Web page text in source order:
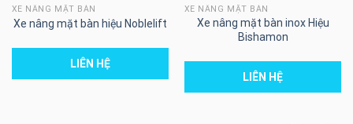
XE NÂNG MẶT BÀN
Xe nâng mặt bàn hiệu Noblelift
LIÊN HỆ
XE NÂNG MẶT BÀN
Xe nâng mặt bàn inox Hiệu
Bishamon
LIÊN HỆ